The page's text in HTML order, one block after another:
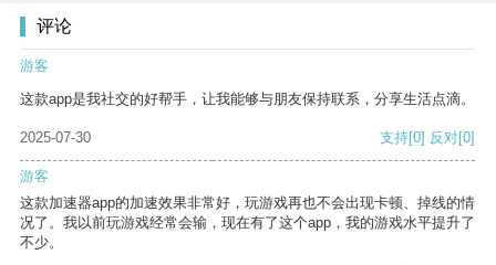
评论
游客
这款app是我社交的好帮手，让我能够与朋友保持联系，分享生活点滴。
2025-07-30 支持[0] 反对[0]
游客
这款加速器app的加速效果非常好，玩游戏再也不会出现卡顿、掉线的情
况了。我以前玩游戏经常会输，现在有了这个app，我的游戏水平提升了
不少。